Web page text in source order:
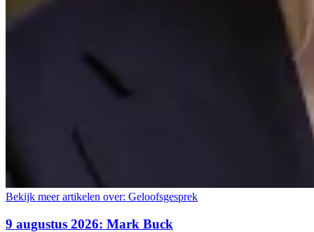
Bekijk meer artikelen over: Geloofsgesprek
9 augustus 2026: Mark Buck